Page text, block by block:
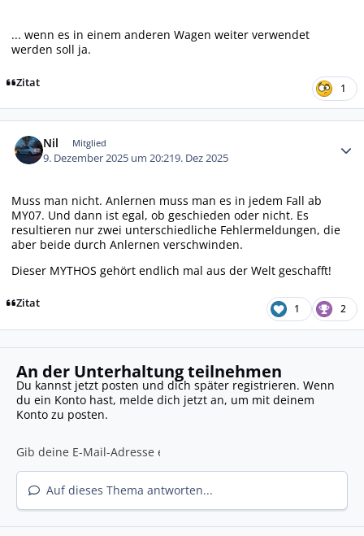
... wenn es in einem anderen Wagen weiter verwendet
werden soll ja.
Zitat 1
Nil Mitglied
9. Dezember 2025 um 20:219. Dez 2025
Muss man nicht. Anlernen muss man es in jedem Fall ab
MY07. Und dann ist egal, ob geschieden oder nicht. Es
resultieren nur zwei unterschiedliche Fehlermeldungen, die
aber beide durch Anlernen verschwinden.
Dieser MYTHOS gehört endlich mal aus der Welt geschafft!
Zitat 1 2
An der Unterhaltung teilnehmen
Du kannst jetzt posten und dich später registrieren. Wenn
du ein Konto hast, melde dich jetzt an, um mit deinem
Konto zu posten.
Auf dieses Thema antworten...